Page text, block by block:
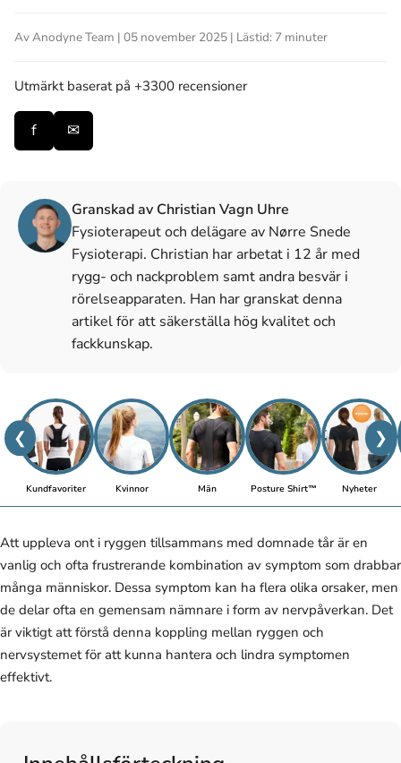
Av Anodyne Team | 05 november 2025 | Lästid: 7 minuter
Utmärkt baserat på +3300 recensioner
f ✉
Granskad av Christian Vagn Uhre
Fysioterapeut och delägare av Nørre Snede
Fysioterapi. Christian har arbetat i 12 år med
rygg- och nackproblem samt andra besvär i
rörelseapparaten. Han har granskat denna
artikel för att säkerställa hög kvalitet och
fackkunskap.
❮ ❯
Kundfavoriter Kvinnor Män Posture Shirt™ Nyheter
Att uppleva ont i ryggen tillsammans med domnade tår är en
vanlig och ofta frustrerande kombination av symptom som drabbar
många människor. Dessa symptom kan ha flera olika orsaker, men
de delar ofta en gemensam nämnare i form av nervpåverkan. Det
är viktigt att förstå denna koppling mellan ryggen och
nervsystemet för att kunna hantera och lindra symptomen
effektivt.